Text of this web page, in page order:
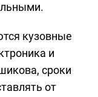
кузовные
и
сроки
от